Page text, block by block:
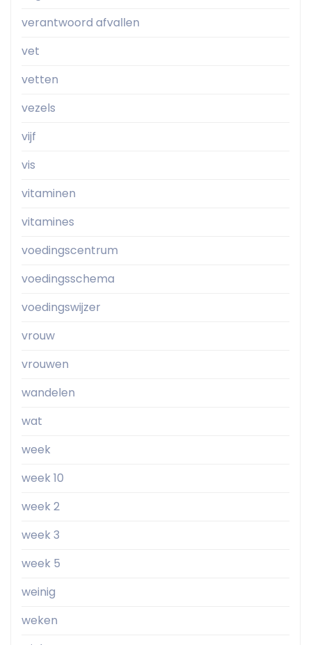
verantwoord afvallen
vet
vetten
vezels
vijf
vis
vitaminen
vitamines
voedingscentrum
voedingsschema
voedingswijzer
vrouw
vrouwen
wandelen
wat
week
week 10
week 2
week 3
week 5
weinig
weken